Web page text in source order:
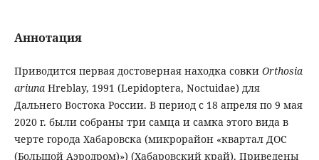
Аннотация
Приводится первая достоверная находка совки Orthosia
ariuna Hreblay, 1991 (Lepidoptera, Noctuidae) для
Дальнего Востока России. В период с 18 апреля по 9 мая
2020 г. были собраны три самца и самка этого вида в
черте города Хабаровска (микрорайон «квартал ДОС
(Большой Аэродром)») (Хабаровский край). Приведены